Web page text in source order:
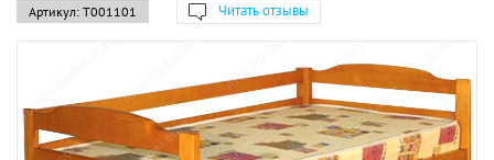
Артикул: Т001101 Читать отзывы